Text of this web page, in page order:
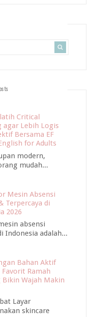
Critical
agar Lebih Logis
Bersama EF
for Adults
modern,
mudah...
Mesin Absensi
Terpercaya di
2026
absensi
Indonesia adalah...
Bahan Aktif
Favorit Ramah
Bikin Wajah Makin
Layar
skincare